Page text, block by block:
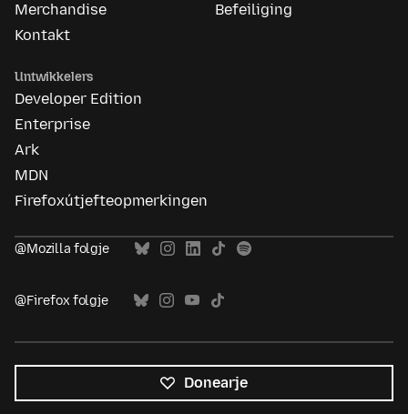
Merchandise
Kontakt
Befeiliging
Untwikkelers
Developer Edition
Enterprise
Ark
MDN
Firefoxútjefteopmerkingen
@Mozilla folgje
@Firefox folgje
Donearje